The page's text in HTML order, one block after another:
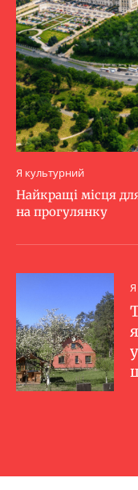
Я культурний
Найкращі місця
на прогулянку